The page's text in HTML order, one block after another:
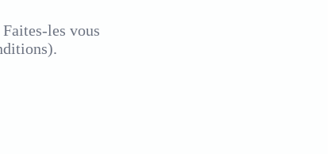
les vous
.